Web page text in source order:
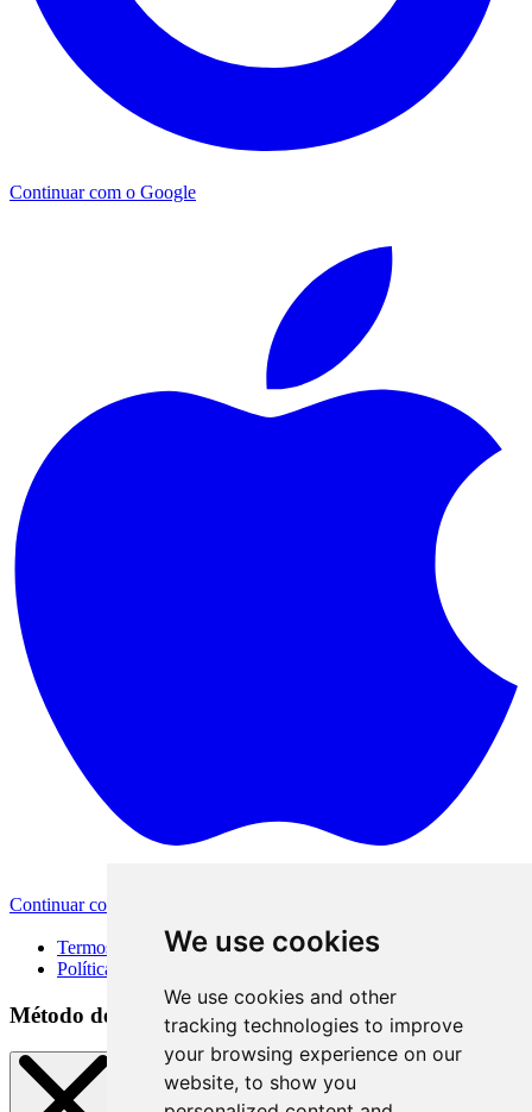
We use cookies
We use cookies and other
tracking technologies to improve
your browsing experience on our
website, to show you
Continuar com o Google
Continuar com a Apple
Termos de Uso
Política de Privacidade
Método de acesso